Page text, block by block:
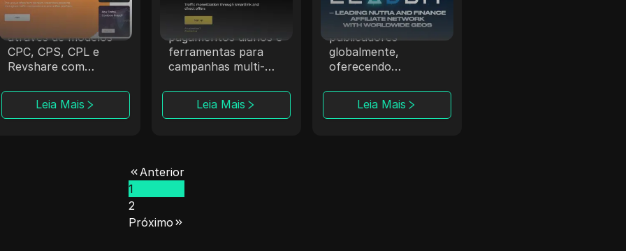
A Trafee oferece aos
afiliados receita
através de modelos
CPC, CPS, CPL e
Revshare com
Leia Mais
A Datify.Link fornece
aos afiliados
pagamentos diários e
ferramentas para
campanhas multi-
Leia Mais
A LeadBit conecta
anunciantes e
publicadores
globalmente,
oferecendo
CPL com
rastreamento em
Leia Mais
Anterior
1
2
Próximo